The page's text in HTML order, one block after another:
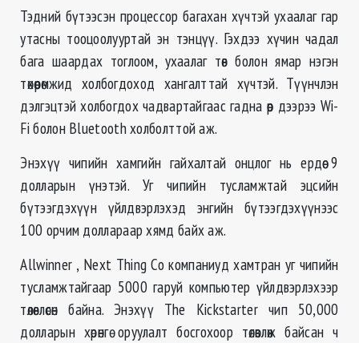
Тэдний бүтээсэн процессор багахан хүчтэй ухаалаг гар
утасны тооцоолууртай эн тэнцүү. Гэхдээ хүчин чадал
бага шаардах тоглоом, ухаалаг төв болон ямар нэгэн
төхөөрөмжид холбогдоход хангалттай хүчтэй. Түүнчлэн
дэлгэцтэй холбогдох чадвартайгаас гадна өөр дээрээ Wi-
Fi болон Bluetooth холболттой аж.
Энэхүү чипийн хамгийн гайхалтай онцлог нь ердөө 9
долларын үнэтэй. Угчипийн тусламжтай эцсийн
бүтээгдэхүүн үйлдвэрлэхэд энгийн бүтээгдэхүүнээс
100 орчим доллараархямд байх аж.
Allwinner , Next Thing Co компаниуд хамтран уг чипийн
тусламжтайгаар 5000 гаруй компьютер үйлдвэрлэхээр
төлөвлөсөн байна. Энэхүү The Kickstarter чип50,000
долларын хөрөнгө оруулалт босгохоор төлөвлөж байсан ч